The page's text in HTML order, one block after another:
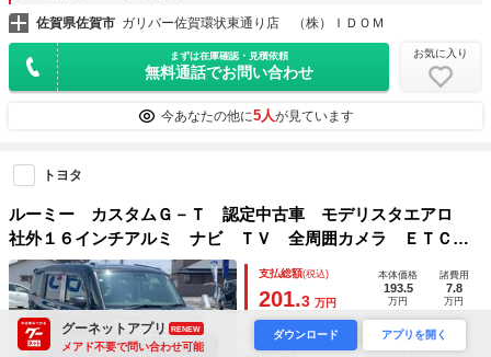
佐賀県佐賀市 ガリバー佐賀環状東通り店 （株）ＩＤＯＭ
まずは在庫確認・見積依頼
無料通話でお問い合わせ
お気に入り
今あなたの他に5人が見ています
トヨタ
ルーミー カスタムＧ－Ｔ 認定中古車 モデリスタエアロ
社外１６インチアルミ ナビ ＴＶ 全周囲カメラ ＥＴＣ
両側電動スライドドア
支払総額(税込)
201.3 万円
本体価格
193.5
万円
諸費用
7.8
万円
2019年 走行
8.1万km
グーネットアプリ RENEW
メアド不要で問い合わせ可能
ダウンロード アプリを開く